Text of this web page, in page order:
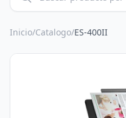
Inicio/Catalogo/ES-400II